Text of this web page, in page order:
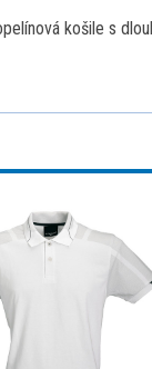
košile s